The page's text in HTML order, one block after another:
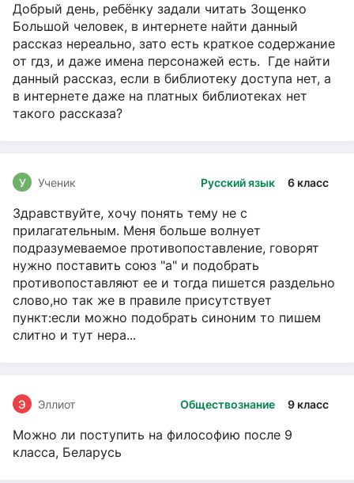
Добрый день, ребёнку задали читать Зощенко
Большой человек, в интернете найти данный
рассказ нереально, зато есть краткое содержание
от гдз, и даже имена персонажей есть. Где найти
данный рассказ, если в библиотеку доступа нет, а
в интернете даже на платных библиотеках нет
такого рассказа?
Русский язык 6 класс
У Ученик
Здравствуйте, хочу понять тему не с
прилагательным. Меня больше волнует
подразумеваемое противопоставление, говорят
нужно поставить союз "а" и подобрать
противопоставляют ее и тогда пишется раздельно
слово,но так же в правиле присутствует
пункт:если можно подобрать синоним то пишем
слитно и тут нера...
Обществознание 9 класс
Э Эллиот
Можно ли поступить на философию после 9
класса, Беларусь